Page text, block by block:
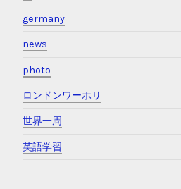
germany
news
photo
ロンドンワーホリ
世界一周
英語学習